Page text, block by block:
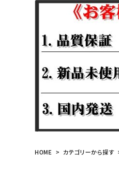
COLLABORATION BRAND
CONTENTS
ACCOUNT MENU
ようこそ ゲスト 様
ログイン person 会員登録
HOME カテゴリーから探す